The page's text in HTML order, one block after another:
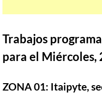
Trabajos
para el Miércoles,
ZONA 01: Itaipyte,